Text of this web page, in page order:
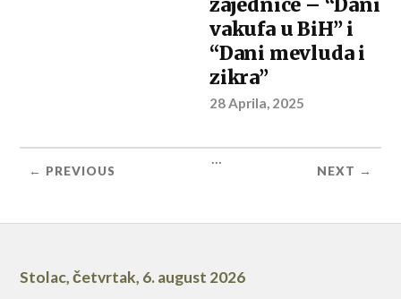
vakufa u BiH” i
“Dani mevluda i
zikra”
28 Aprila, 2025
← PREVIOUS
...
NEXT →
Stolac,četvrtak, 6. august 2026